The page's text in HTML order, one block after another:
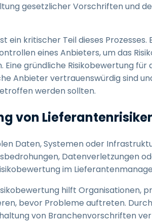
gesetzlicher Vorschriften und
ein kritischer Teil dieses
eines Anbieters, um das
Eine gründliche Risikobewertung
Anbieter vertrauenswürdig sind
werden sollten.
von
Daten, Systemen oder
Datenverletzungen
im
hilft Organisationen,
bevor Probleme auftreten.
von Branchenvorschriften